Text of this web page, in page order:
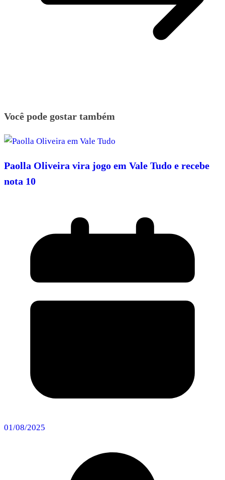
Você pode gostar também
Paolla Oliveira vira jogo em Vale Tudo e recebe
nota 10
01/08/2025